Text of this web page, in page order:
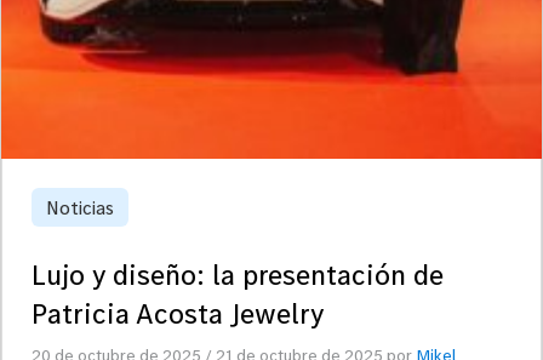
Noticias
Lujo y diseño: la presentación de
Patricia Acosta Jewelry
20 de octubre de 2025 / 21 de octubre de 2025 por Mikel